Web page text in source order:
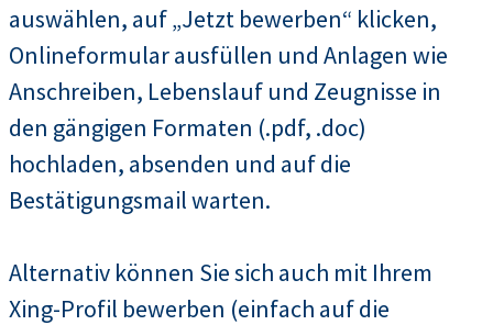
auswählen, auf „Jetzt bewerben“ klicken,
Onlineformular ausfüllen und Anlagen wie
Anschreiben, Lebenslauf und Zeugnisse in
den gängigen Formaten (.pdf, .doc)
hochladen, absenden und auf die
Bestätigungsmail warten.
Alternativ können Sie sich auch mit Ihrem
Xing-Profil bewerben (einfach auf die